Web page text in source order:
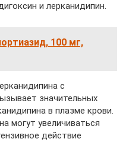
и лерканидипин.
100 мг,
с
значительных
в плазме крови.
могут увеличиваться
действие